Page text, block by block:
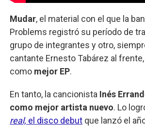
Mudar, el material con el que la
Problems registró su período de
grupo de integrantes y otro,
cantante Ernesto Tabárez al
como mejor EP.
En tanto, la cancionista Inés
como mejor artista nuevo. Lo
real, el disco debut que lanzó el